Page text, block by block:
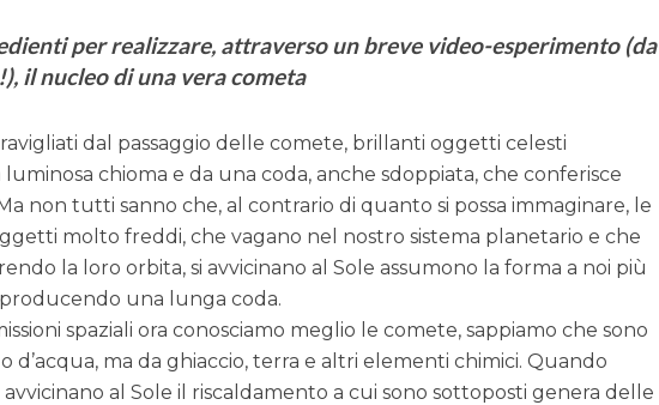
per realizzare, attraverso un breve video-esperimento (da
il nucleo di una vera cometa
dal passaggio delle comete, brillanti oggetti celesti
chioma e da una coda, anche sdoppiata, che conferisce
non tutti sanno che, al contrario di quanto si possa immaginare, le
molto freddi, che vagano nel nostro sistema planetario e che
la loro orbita, si avvicinano al Sole assumono la forma a noi più
una lunga coda.
spaziali ora conosciamo meglio le comete, sappiamo che sono
d’acqua, ma da ghiaccio, terra e altri elementi chimici. Quando
al Sole il riscaldamento a cui sono sottoposti genera delle